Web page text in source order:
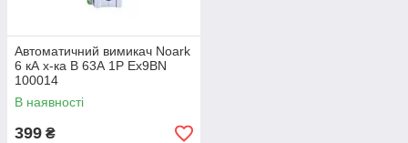
Автоматичний вимикач Noark
6 кА х-ка B 63А 1P Ex9BN
100014
В наявності
399 ₴